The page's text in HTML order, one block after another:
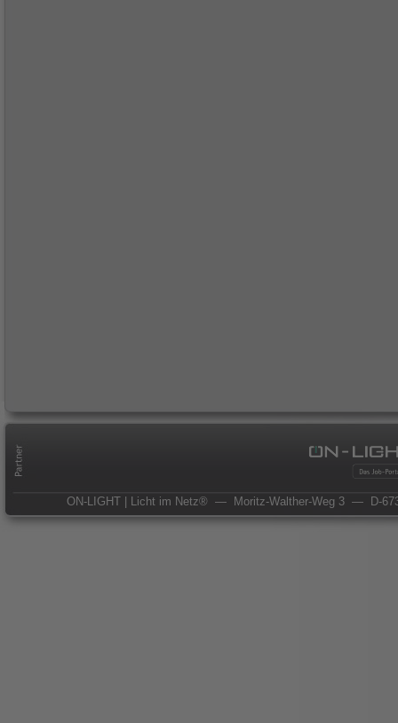
ON-LIGHT | Licht im Netz® — Moritz-Walther-Weg 3 — D-